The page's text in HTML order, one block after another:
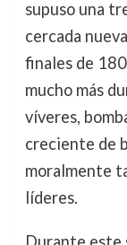
supuso una
cercada
finales de
mucho más
víveres,
creciente de
moralmente
líderes.
Durante este